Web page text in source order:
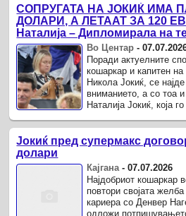
СОПРУГАТА НА ЈОКИЌ ИМА
ДОЛАРИ, А ЛЕТААТ ЗА 120
Наталија – Дипломирала на
(ФОТО)
Во Центар -
Поради актуелните
кошаркар и капитен на
Никола Јокиќ, се
вниманието, а со тоа и
Наталија Јокиќ, која
Јокиќ пред супермакс
долари
Кајгана -07.07.2026
Најдобриот кошаркар
повтори својата
кариера со Денвер
одложи